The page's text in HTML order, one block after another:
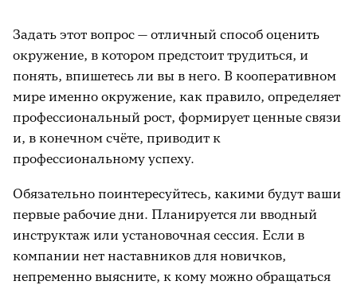
Задать этот вопрос — отличный способ оценить
окружение, в котором предстоит трудиться, и
понять, впишетесь ли вы в него. В кооперативном
мире именно окружение, как правило, определяет
профессиональный рост, формирует ценные связи
и, в конечном счёте, приводит к
профессиональному успеху.
Обязательно поинтересуйтесь, какими будут ваши
первые рабочие дни. Планируется ли вводный
инструктаж или установочная сессия. Если в
компании нет наставников для новичков,
непременно выясните, к кому можно обращаться